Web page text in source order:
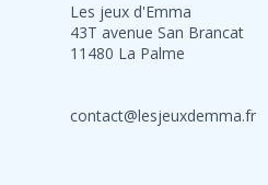
Les jeux d'Emma
43T avenue San Brancat
11480 La Palme
contact@lesjeuxdemma.fr